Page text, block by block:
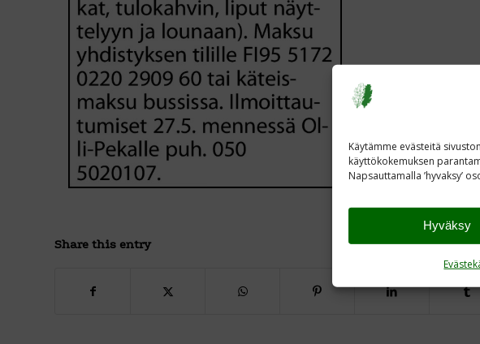
Käytämme evästeitä
käyttökokemuksen
Napsauttamalla ’hyvaksy’
Hyväksy
Share this entry